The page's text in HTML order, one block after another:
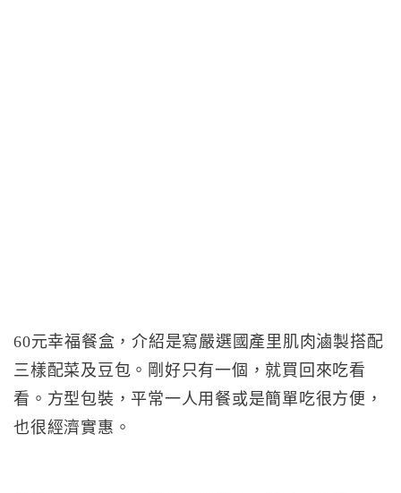
60元幸福餐盒，介紹是寫嚴選國產里肌肉滷製搭配
三樣配菜及豆包。剛好只有一個，就買回來吃看
看。方型包裝，平常一人用餐或是簡單吃很方便，
也很經濟實惠。